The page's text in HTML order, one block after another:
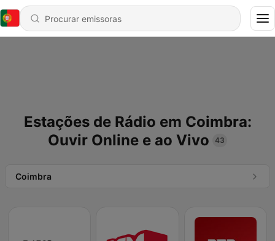
Estações de Rádio em Coimbra:
Ouvir Online e ao Vivo
43
Coimbra